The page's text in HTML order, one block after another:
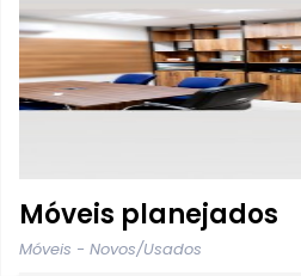
Móveis planejados
Móveis - Novos/Usados